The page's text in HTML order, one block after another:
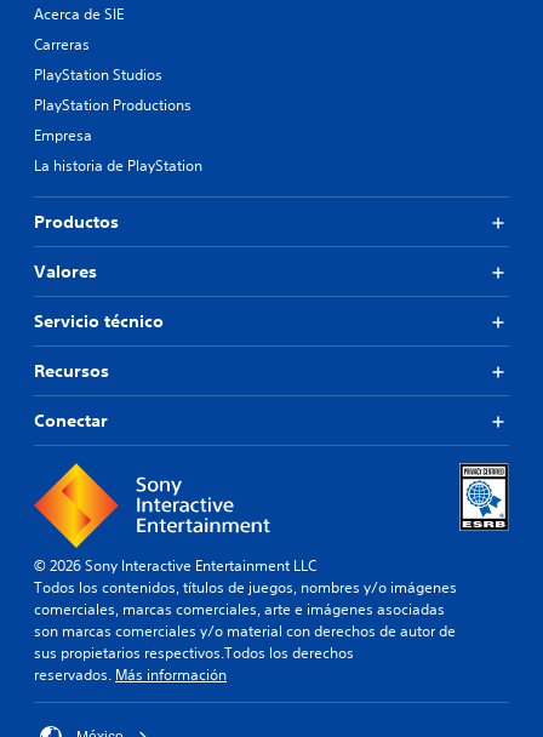
Acerca de SIE
Carreras
PlayStation Studios
PlayStation Productions
Empresa
La historia de PlayStation
Productos
Valores
Servicio técnico
Recursos
Conectar
© 2026 Sony Interactive Entertainment LLC
Todos los contenidos, títulos de juegos, nombres y/o imágenes
comerciales, marcas comerciales, arte e imágenes asociadas
son marcas comerciales y/o material con derechos de autor de
sus propietarios respectivos.Todos los derechos
reservados. Más información